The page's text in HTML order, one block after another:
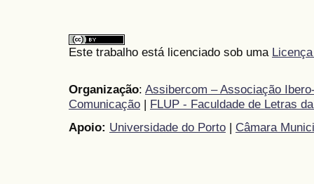
Este trabalho está licenciado sob uma
Organização: Assibercom – Associação
Comunicação | FLUP - Faculdade de Letras
Apoio: Universidade do Porto | Câmara